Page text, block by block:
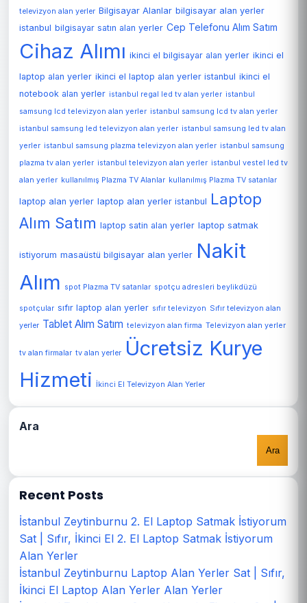
televizyon alan yerler Bilgisayar Alanlar bilgisayar alan yerler
istanbul bilgisayar satın alan yerler Cep Telefonu Alım Satım
Cihaz Alımı ikinci el bilgisayar alan yerler ikinci el
laptop alan yerler ikinci el laptop alan yerler istanbul ikinci el
notebook alan yerler istanbul regal led tv alan yerler istanbul
samsung lcd televizyon alan yerler istanbul samsung lcd tv alan yerler
istanbul samsung led televizyon alan yerler istanbul samsung led tv alan
yerler istanbul samsung plazma televizyon alan yerler istanbul samsung
plazma tv alan yerler istanbul televizyon alan yerler istanbul vestel led tv
alan yerler kullanılmış Plazma TV Alanlar kullanılmış Plazma TV satanlar
laptop alan yerler laptop alan yerler istanbul Laptop
Alım Satım laptop satin alan yerler laptop satmak
istiyorum masaüstü bilgisayar alan yerler Nakit
Alım
spot Plazma TV satanlar spotçu adresleri beylikdüzü
spotçular sıfır laptop alan yerler sıfır televizyon Sıfır televizyon alan
yerler Tablet Alım Satım televizyon alan firma Televizyon alan yerler
tv alan firmalar tv alan yerler
Ücretsiz Kurye
Hizmeti
İkinci El Televizyon Alan Yerler
Ara
Ara
Recent Posts
İstanbul Zeytinburnu 2. El Laptop Satmak İstiyorum
Sat | Sıfır, İkinci El 2. El Laptop Satmak İstiyorum
Alan Yerler
İstanbul Zeytinburnu Laptop Alan Yerler Sat | Sıfır,
İkinci El Laptop Alan Yerler Alan Yerler